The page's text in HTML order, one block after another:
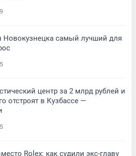
9
Новокузнецка самый лучший для
5
центр за 2 млрд рублей и
отстроят в Кузбассе —
5
Rolex: как судили экс-главу